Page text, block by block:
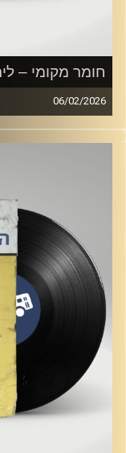
חומר מקומי –
06/02/2026
שעה של מוזיקה